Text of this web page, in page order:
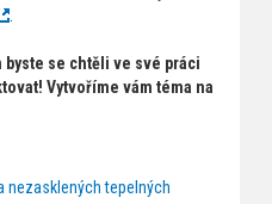
.
se chtěli ve své práci
Vytvoříme vám téma na
nezasklených tepelných